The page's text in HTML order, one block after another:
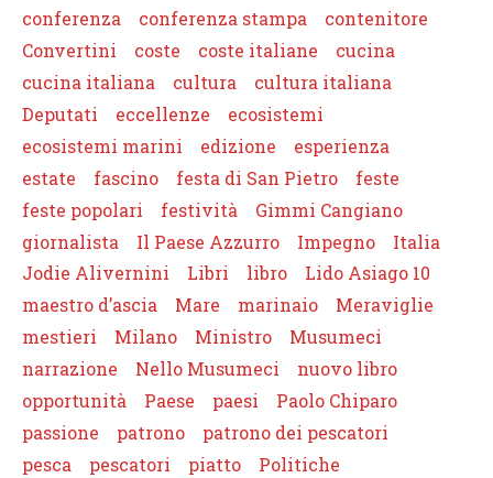
conferenza
conferenza stampa
contenitore
Convertini
coste coste italiane
cucina
cucina italiana
cultura
cultura italiana
Deputati
eccellenze
ecosistemi
ecosistemi marini
edizione
esperienza
estate
fascino festa di San Pietro
feste
feste popolari
festività
Gimmi Cangiano
giornalista
Il Paese Azzurro Impegno
Italia
Jodie Alivernini
Libri libro
Lido Asiago 10
maestro d’ascia
Mare marinaio
Meraviglie
mestieri
Milano Ministro
Musumeci
narrazione
Nello Musumeci
nuovo libro
opportunità
Paese paesi
Paolo Chiparo
passione
patrono
patrono dei pescatori
pesca
pescatori piatto
Politiche